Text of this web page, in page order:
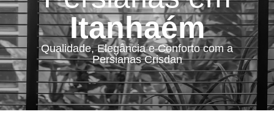
Itanhaém
Qualidade, Elegância e Conforto com a
Persianas Crisdan